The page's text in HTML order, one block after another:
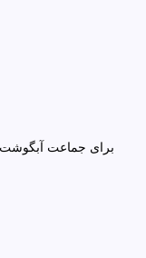
برای جماعت